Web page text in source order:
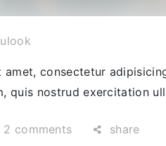
amet, consectetur
quis nostrud exercitation
2 comments share